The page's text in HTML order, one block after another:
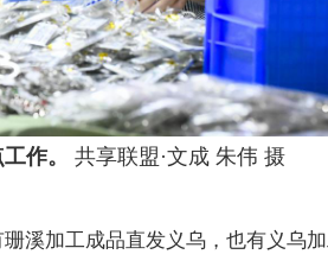
作。 共享联盟·文成 朱伟 摄
加工成品直发义乌，也有义乌加